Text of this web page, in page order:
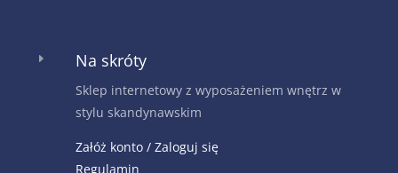
E Na skróty
Sklep internetowy z wyposażeniem wnętrz w
stylu skandynawskim
Załóż konto / Zaloguj się
Regulamin